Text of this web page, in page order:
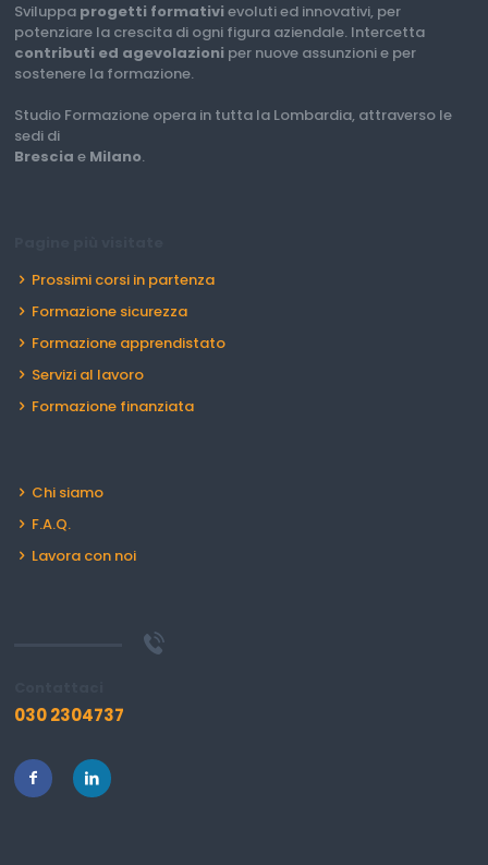
Sviluppa progetti formativi evoluti ed innovativi, per
potenziare la crescita di ogni figura aziendale. Intercetta
contributi ed agevolazioni per nuove assunzioni e per
sostenere la formazione.
Studio Formazione opera in tutta la Lombardia, attraverso le
sedi di
Brescia e Milano.
Prossimi corsi in partenza
Formazione sicurezza
Formazione apprendistato
Servizi al lavoro
Formazione finanziata
Chi siamo
F.A.Q.
Lavora con noi
030 2304737